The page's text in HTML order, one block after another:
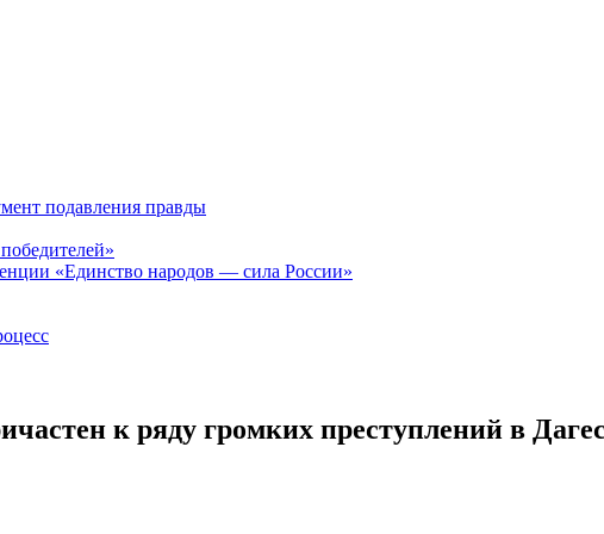
подавления правды
«Единство народов — сила России»
к ряду громких преступлений в